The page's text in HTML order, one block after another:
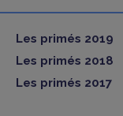
Les primés 2019
Les primés 2018
Les primés 2017